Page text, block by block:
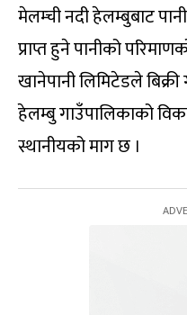
मेलम्ची नदी हेलम्बुबाट
प्राप्त हुने पानीको
खानेपानी लिमिटेडले
हेलम्बु गाउँपालिकाको
स्थानीयको माग छ ।